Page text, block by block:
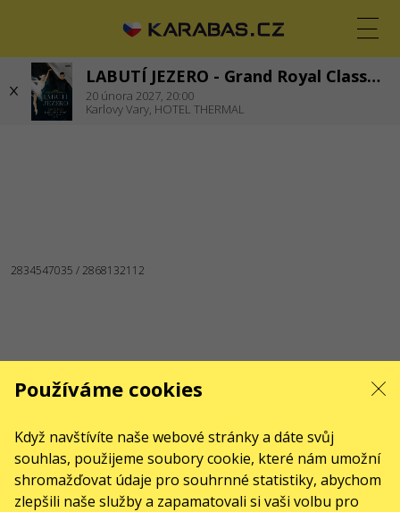
CS UK
KARLOVY VARY
O NÁS
LABUTÍ JEZERO - Grand Royal Classic Ballet
20února 2027, 20:00
Karlovy Vary, HOTEL THERMAL
Používáme cookies
Když navštívíte naše webové stránky a dáte svůj
souhlas, použijeme soubory cookie, které nám umožní
shromažďovat údaje pro souhrnné statistiky, abychom
zlepšili naše služby a zapamatovali si vaši volbu pro